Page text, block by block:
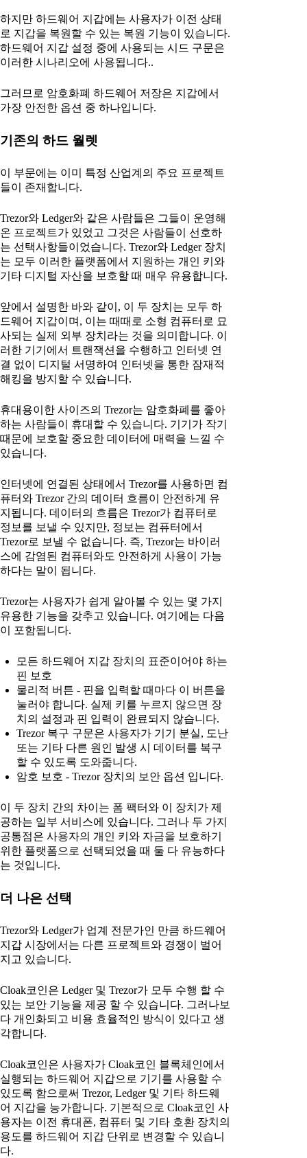
하지만 하드웨어 지갑에는 사용자가 이전 상태
로 지갑을 복원할 수 있는 복원 기능이 있습니다.
하드웨어 지갑 설정 중에 사용되는 시드 구문은
이러한 시나리오에 사용됩니다..
그러므로 암호화폐 하드웨어 저장은 지갑에서
가장 안전한 옵션 중 하나입니다.
기존의 하드 월렛
이 부문에는 이미 특정 산업계의 주요 프로젝트
들이 존재합니다.
Trezor와 Ledger와 같은 사람들은 그들이 운영해
온 프로젝트가 있었고 그것은 사람들이 선호하
는 선택사항들이었습니다. Trezor와 Ledger 장치
는 모두 이러한 플랫폼에서 지원하는 개인 키와
기타 디지털 자산을 보호할 때 매우 유용합니다.
앞에서 설명한 바와 같이, 이 두 장치는 모두 하
드웨어 지갑이며, 이는 때때로 소형 컴퓨터로 묘
사되는 실제 외부 장치라는 것을 의미합니다. 이
러한 기기에서 트랜잭션을 수행하고 인터넷 연
결 없이 디지털 서명하여 인터넷을 통한 잠재적
해킹을 방지할 수 있습니다.
휴대용이한 사이즈의 Trezor는 암호화폐를 좋아
하는 사람들이 휴대할 수 있습니다. 기기가 작기
때문에 보호할 중요한 데이터에 매력을 느낄 수
있습니다.
인터넷에 연결된 상태에서 Trezor를 사용하면 컴
퓨터와 Trezor 간의 데이터 흐름이 안전하게 유
지됩니다. 데이터의 흐름은 Trezor가 컴퓨터로
정보를 보낼 수 있지만, 정보는 컴퓨터에서
Trezor로 보낼 수 없습니다. 즉, Trezor는 바이러
스에 감염된 컴퓨터와도 안전하게 사용이 가능
하다는 말이 됩니다.
Trezor는 사용자가 쉽게 알아볼 수 있는 몇 가지
유용한 기능을 갖추고 있습니다. 여기에는 다음
이 포함됩니다.
모든 하드웨어 지갑 장치의 표준이어야 하는
핀 보호
물리적 버튼 - 핀을 입력할 때마다 이 버튼을
눌러야 합니다. 실제 키를 누르지 않으면 장
치의 설정과 핀 입력이 완료되지 않습니다.
Trezor 복구 구문은 사용자가 기기 분실, 도난
또는 기타 다른 원인 발생 시 데이터를 복구
할 수 있도록 도와줍니다.
암호 보호 - Trezor 장치의 보안 옵션 입니다.
이 두 장치 간의 차이는 폼 팩터와 이 장치가 제
공하는 일부 서비스에 있습니다. 그러나 두 가지
공통점은 사용자의 개인 키와 자금을 보호하기
위한 플랫폼으로 선택되었을 때 둘 다 유능하다
는 것입니다.
더 나은 선택
Trezor와 Ledger가 업계 전문가인 만큼 하드웨어
지갑 시장에서는 다른 프로젝트와 경쟁이 벌어
지고 있습니다.
Cloak코인은 Ledger 및 Trezor가 모두 수행 할 수
있는 보안 기능을 제공 할 수 있습니다. 그러나보
다 개인화되고 비용 효율적인 방식이 있다고 생
각합니다.
Cloak코인은 사용자가 Cloak코인 블록체인에서
실행되는 하드웨어 지갑으로 기기를 사용할 수
있도록 함으로써 Trezor, Ledger 및 기타 하드웨
어 지갑을 능가합니다. 기본적으로 Cloak코인 사
용자는 이전 휴대폰, 컴퓨터 및 기타 호환 장치의
용도를 하드웨어 지갑 단위로 변경할 수 있습니
다.